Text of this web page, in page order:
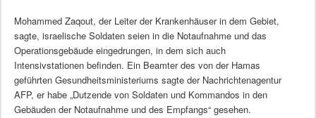
Mohammed Zaqout, der Leiter der Krankenhäuser in dem Gebiet,
sagte, israelische Soldaten seien in die Notaufnahme und das
Operationsgebäude eingedrungen, in dem sich auch
Intensivstationen befinden. Ein Beamter des von der Hamas
geführten Gesundheitsministeriums sagte der Nachrichtenagentur
AFP, er habe „Dutzende von Soldaten und Kommandos in den
Gebäuden der Notaufnahme und des Empfangs“ gesehen.